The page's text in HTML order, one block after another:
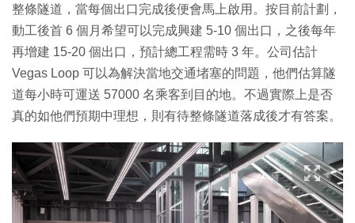
整條隧道，當每個出口完成後便會馬上啟用。按目前計劃，
動工後首 6 個月希望可以完成興建 5-10 個出口，之後每年
再增建 15-20 個出口，預計總工程需時 3 年。公司估計
Vegas Loop 可以為解決當地交通堵塞的問題，他們估算隧
道每小時可運送 57000 名乘客到目的地。不過實際上是否
真的如他們預期中理想，則有待整條隧道落成後才有答案。